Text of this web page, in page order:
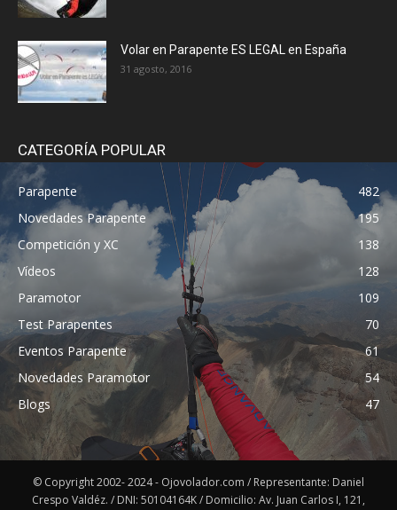
Volar en Parapente ES LEGAL en España
31 agosto, 2016
CATEGORÍA POPULAR
Parapente
482
Novedades Parapente
195
Competición y XC
138
Vídeos
128
Paramotor
109
Test Parapentes
70
Eventos Parapente
61
Novedades Paramotor
54
Blogs
47
© Copyright 2002- 2024 - Ojovolador.com / Representante: Daniel
Crespo Valdéz. / DNI: 50104164K / Domicilio: Av. Juan Carlos I, 121,